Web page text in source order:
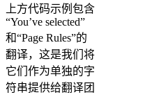
上方代码示例包含
“You’ve selected”
和“Page Rules”的
翻译，这是我们将
它们作为单独的字
符串提供给翻译团